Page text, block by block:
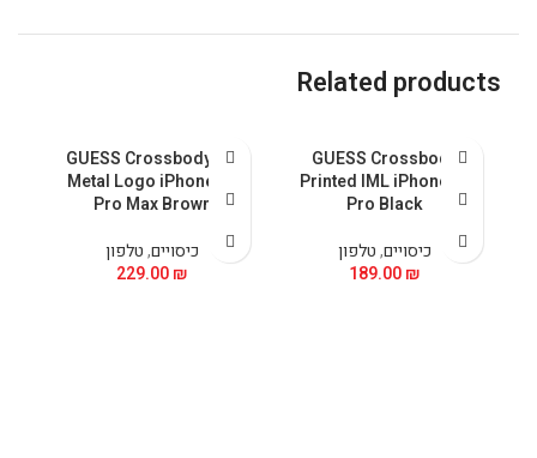
Related products
GUESS Crossbody
Printed IML iPhone 15
Pro Black
כיסויים,טלפון
189.00₪
GUESS Crossbody PU
Metal Logo iPhone 15
Pro Max Brown
כיסויים,טלפון
229.00₪